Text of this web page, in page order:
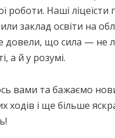
роботи. Наші ліцеїсти
заклад освіти на
довели, що сила — не
а й у розумі.
вами та бажаємо
ходів і ще більше